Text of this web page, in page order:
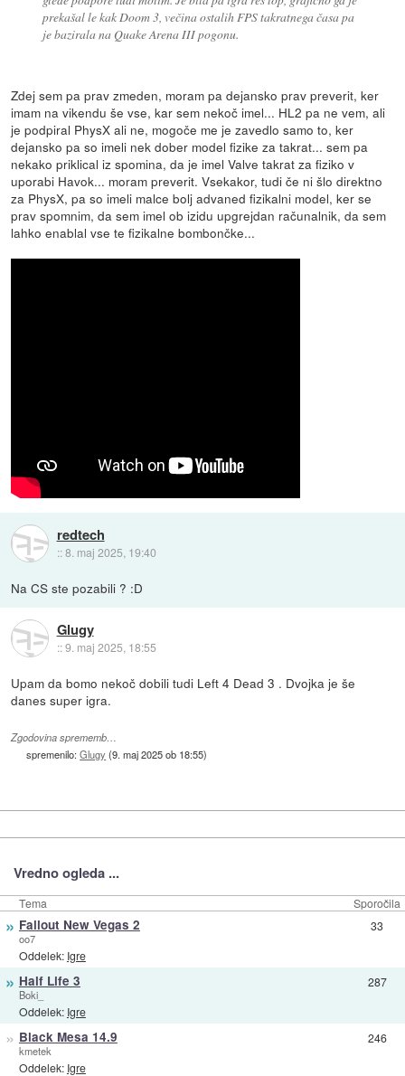
prekašal le kak Doom 3, večina ostalih FPS takratnega časa pa
je bazirala na Quake Arena III pogonu.
Zdej sem pa prav zmeden, moram pa dejansko prav preverit, ker
imam na vikendu še vse, kar sem nekoč imel... HL2 pa ne vem, ali
je podpiral PhysX ali ne, mogoče me je zavedlo samo to, ker
dejansko pa so imeli nek dober model fizike za takrat... sem pa
nekako priklical iz spomina, da je imel Valve takrat za fiziko v
uporabi Havok... moram preverit. Vsekakor, tudi če ni šlo direktno
za PhysX, pa so imeli malce bolj advaned fizikalni model, ker se
prav spomnim, da sem imel ob izidu upgrejdan računalnik, da sem
lahko enablal vse te fizikalne bombončke...
redtech
::8. maj 2025, 19:40
Na CS ste pozabili ? :D
Glugy
::9. maj 2025, 18:55
Upam da bomo nekoč dobili tudi Left 4 Dead 3 . Dvojka je še
danes super igra.
Zgodovina sprememb…
spremenilo:Glugy (9. maj 2025 ob 18:55)
Vredno ogleda ...
Tema Sporočila
» Fallout New Vegas 2
oo7
Oddelek: Igre
33
» Half Life 3
Boki_
Oddelek: Igre
287
» Black Mesa 14.9
kmetek
Oddelek: Igre
246